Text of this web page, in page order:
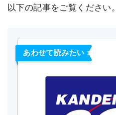
以下の記事をご覧ください。
あわせて読みたい：